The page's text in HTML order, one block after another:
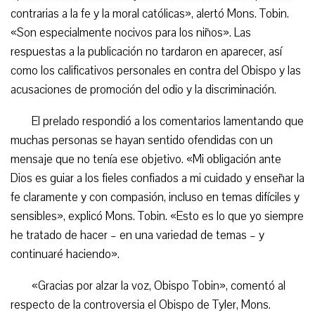
contrarias a la fe y la moral católicas», alertó Mons. Tobin.
«Son especialmente nocivos para los niños». Las
respuestas a la publicación no tardaron en aparecer, así
como los calificativos personales en contra del Obispo y las
acusaciones de promoción del odio y la discriminación.
El prelado respondió a los comentarios lamentando que
muchas personas se hayan sentido ofendidas con un
mensaje que no tenía ese objetivo. «Mi obligación ante
Dios es guiar a los fieles confiados a mi cuidado y enseñar la
fe claramente y con compasión, incluso en temas difíciles y
sensibles», explicó Mons. Tobin. «Esto es lo que yo siempre
he tratado de hacer – en una variedad de temas – y
continuaré haciendo».
«Gracias por alzar la voz, Obispo Tobin», comentó al
respecto de la controversia el Obispo de Tyler, Mons.